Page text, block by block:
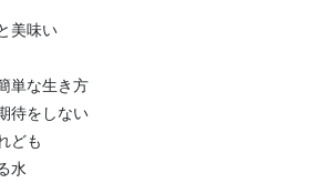
美味い
単な生き方
待をしない
ども
水